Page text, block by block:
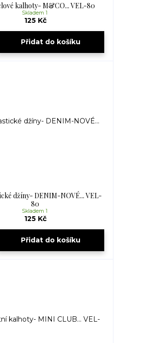
kalhoty- M&CO... VEL-80
125 Kč
Skladem 1
Přidat do košíku
džíny- DENIM-NOVÉ... VEL-
80
125 Kč
Skladem 1
Přidat do košíku